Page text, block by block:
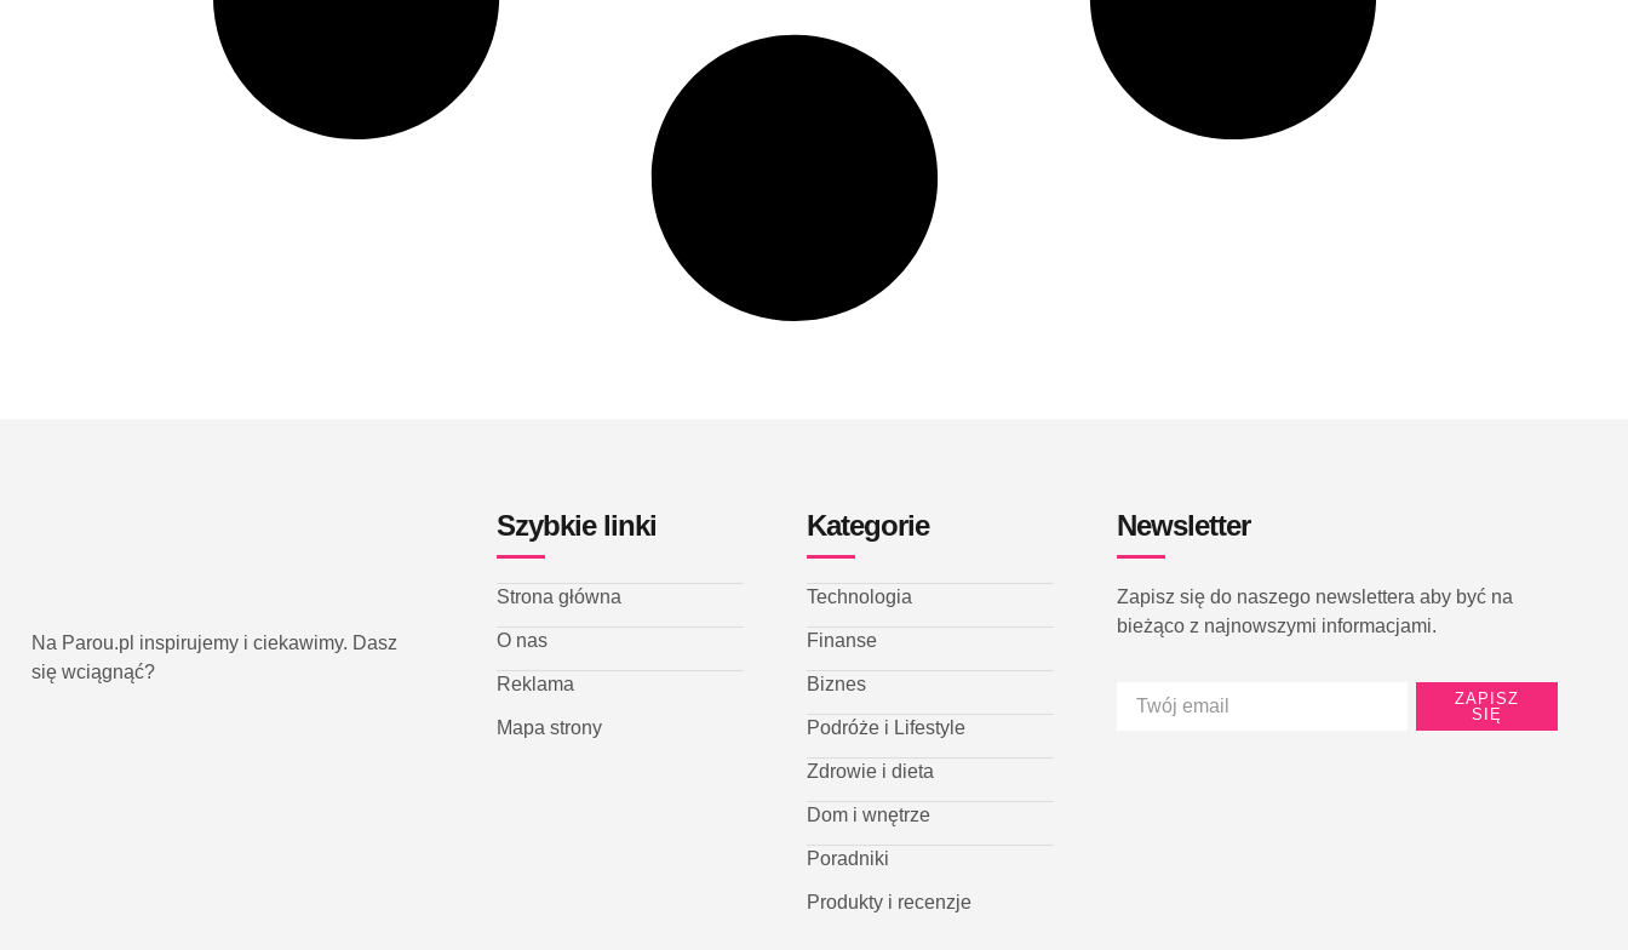
Na Parou.pl inspirujemy i ciekawimy. Dasz
się wciągnąć?
Szybkie linki
Strona główna
O nas
Reklama
Mapa strony
Kategorie
Technologia
Finanse
Biznes
Podróże i Lifestyle
Zdrowie i dieta
Dom i wnętrze
Poradniki
Produkty i recenzje
Newsletter
Zapisz się do naszego newslettera aby być na
bieżąco z najnowszymi informacjami.
ZAPISZ
SIĘ